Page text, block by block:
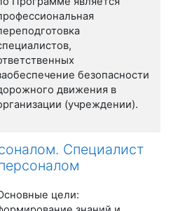
безопасности
движения в
(учреждении).
Специалист
цели: